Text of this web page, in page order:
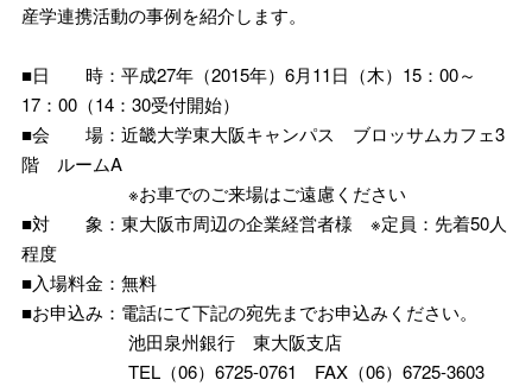
産学連携活動の事例を紹介します。
■日 時：平成27年（2015年）6月11日（木）15：00～
17：00（14：30受付開始）
■会 場：近畿大学東大阪キャンパス ブロッサムカフェ3
階 ルームA
※お車でのご来場はご遠慮ください
■対 象：東大阪市周辺の企業経営者様 ※定員：先着50人
程度
■入場料金：無料
■お申込み：電話にて下記の宛先までお申込みください。
池田泉州銀行 東大阪支店
TEL（06）6725-0761 FAX（06）6725-3603